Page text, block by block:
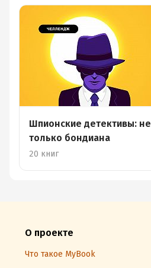
Шпионские детективы: не
только бондиана
20 книг
О проекте
Что такое MyBook